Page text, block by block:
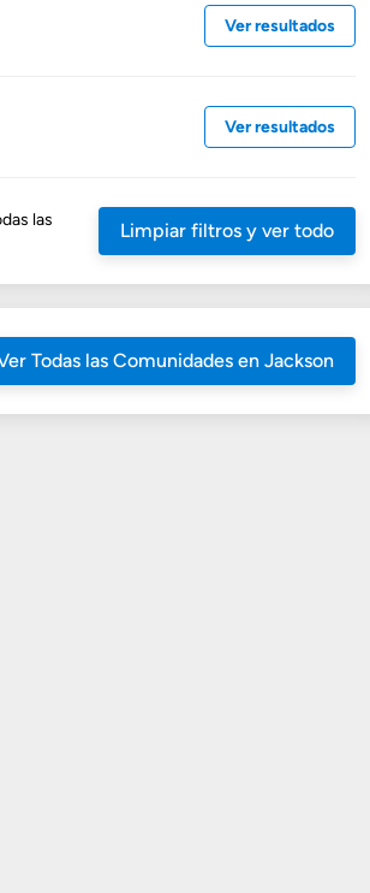
Ver resultados
Ver resultados
las
Limpiar filtros y ver todo
Todas las Comunidades en Jackson